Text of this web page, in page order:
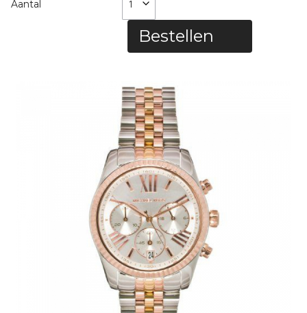
Aantal
Bestellen